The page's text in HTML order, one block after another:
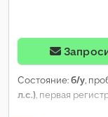
Состояние:б/у,
л.с.), первая
,